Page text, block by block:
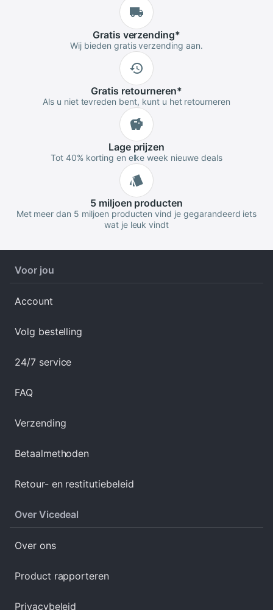
Gratis verzending*
Wij bieden gratis verzending aan.
Gratis retourneren*
Als u niet tevreden bent, kunt u het retourneren
Lageprijzen
Tot 40% korting en elke week nieuwe deals
5 miljoen producten
Met meer dan 5 miljoen producten vind je gegarandeerd iets
wat je leuk vindt
Voor jou
Account
Volg bestelling
24/7 service
FAQ
Verzending
Betaalmethoden
Retour- en restitutiebeleid
Over Vicedeal
Over ons
Product rapporteren
Privacybeleid